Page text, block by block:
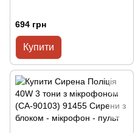
694 грн
Купити